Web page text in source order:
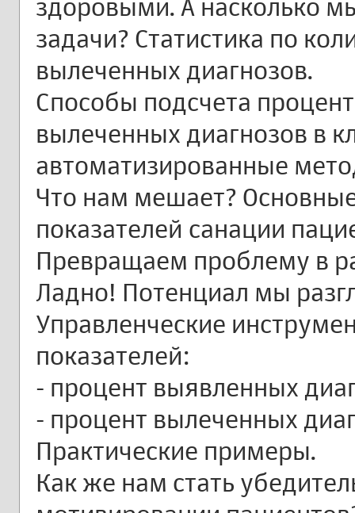
здоровыми. А насколько
задачи? Статистика по
вылеченных диагнозов.
Способы подсчета
вылеченных диагнозов в
автоматизированные
Что нам мешает?
показателей санации
Превращаем проблему в
Ладно! Потенциал мы
Управленческие
показателей:
- процент выявленных
- процент вылеченных
Практические примеры.
Как же нам стать